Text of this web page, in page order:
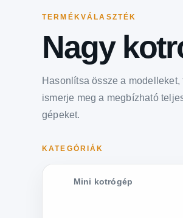
TERMÉKVÁLASZTÉK
Nagy
Hasonlítsa össze a
ismerje meg a megbízható
gépeket.
KATEGÓRIÁK
Mini kotrógép